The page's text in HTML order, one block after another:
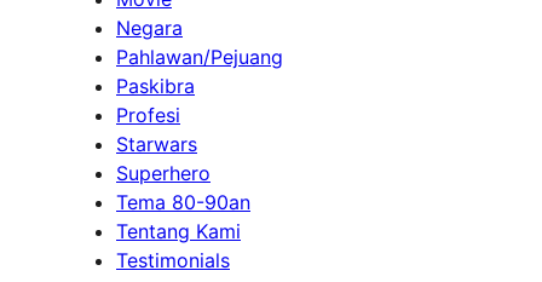
Negara
Pahlawan/Pejuang
Paskibra
Profesi
Starwars
Superhero
Tema 80-90an
Tentang Kami
Testimonials